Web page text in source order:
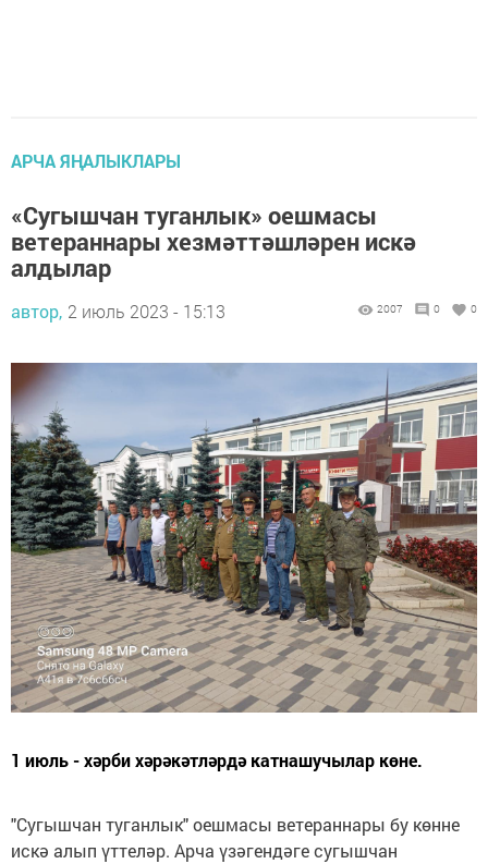
АРЧА ЯҢАЛЫКЛАРЫ
«Сугышчан туганлык» оешмасы
ветераннары хезмәттәшләрен искә
алдылар
автор, 2 июль 2023 - 15:13 2007 0 0
1 июль - хәрби хәрәкәтләрдә катнашучылар көне.
"Сугышчан туганлык" оешмасы ветераннары бу көнне
искә алып үттеләр. Арча үзәгендәге сугышчан